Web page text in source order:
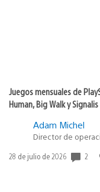
Juegos mensuales de
Human, Big Walk y Signalis
Adam Michel
Director de
Fecha
28 de julio de 2026 2